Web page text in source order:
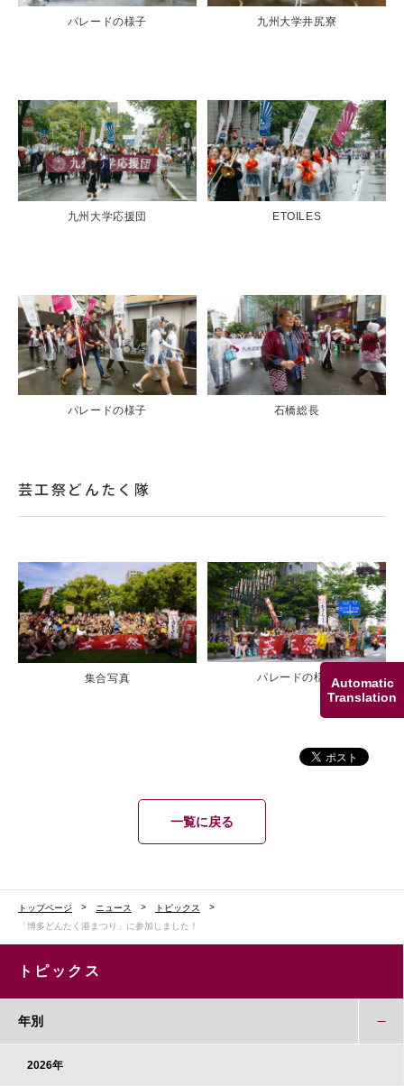
Automatic
Translation
パレードの様子 九州大学井尻寮
九州大学応援団 ETOILES
パレードの様子 石橋総長
芸工祭どんたく隊
集合写真 パレードの様子
一覧に戻る
トップページ ニュース
トピックス
「博多どんたく港まつり」に参加しました！
トピックス
年別
2026年